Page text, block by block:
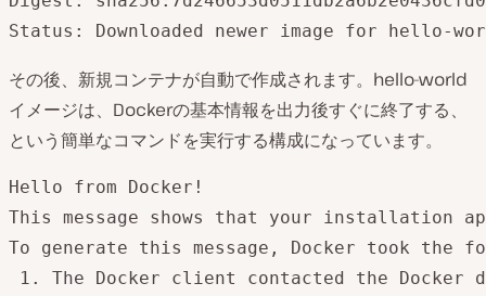
その後、新規コンテナが自動で作成されます。hello-world
イメージは、Dockerの基本情報を出力後すぐに終了する、
という簡単なコマンドを実行する構成になっています。
Hello from Docker!
This message shows that your installation
To generate this message, Docker took the
1. The Docker client contacted the Docker